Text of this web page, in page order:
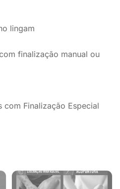
lingam
finalização manual ou
com Finalização Especial